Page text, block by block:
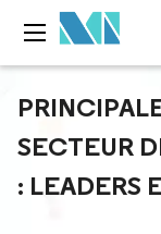
SECTEUR
: LEADERS